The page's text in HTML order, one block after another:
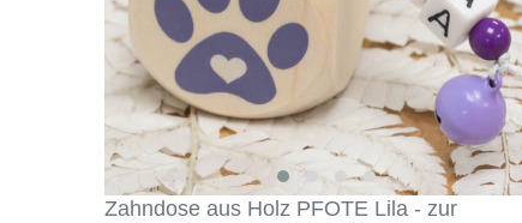
Zahndose aus Holz PFOTE Lila - zur